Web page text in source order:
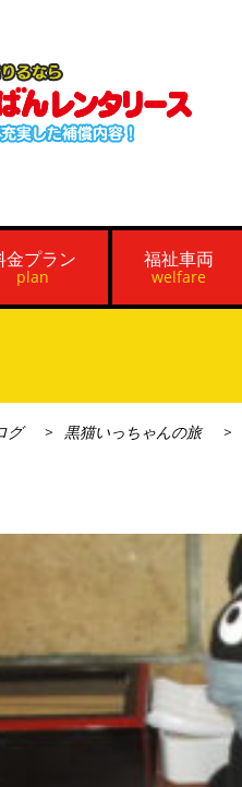
金プラン
plan
福祉車両
welfare
グ 黒猫いっちゃんの旅